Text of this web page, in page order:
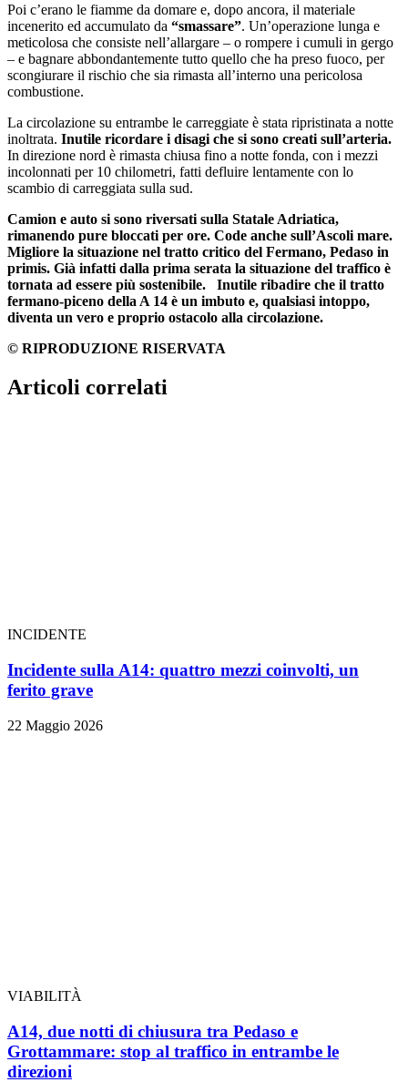
Poi c’erano le fiamme da domare e, dopo ancora, il materiale
incenerito ed accumulato da “smassare”. Un’operazione lunga e
meticolosa che consiste nell’allargare – o rompere i cumuli in gergo
– e bagnare abbondantemente tutto quello che ha preso fuoco, per
scongiurare il rischio che sia rimasta all’interno una pericolosa
combustione.
La circolazione su entrambe le carreggiate è stata ripristinata a notte
inoltrata. Inutile ricordare i disagi che si sono creati sull’arteria.
In direzione nord è rimasta chiusa fino a notte fonda, con i mezzi
incolonnati per 10 chilometri, fatti defluire lentamente con lo
scambio di carreggiata sulla sud.
Camion e auto si sono riversati sulla Statale Adriatica,
rimanendo pure bloccati per ore. Code anche sull’Ascoli mare.
Migliore la situazione nel tratto critico del Fermano, Pedaso in
primis. Già infatti dalla prima serata la situazione del traffico è
tornata ad essere più sostenibile. Inutile ribadire che il tratto
fermano-piceno della A 14 è un imbuto e, qualsiasi intoppo,
diventa un vero e proprio ostacolo alla circolazione.
© RIPRODUZIONE RISERVATA
Articoli correlati
INCIDENTE
Incidente sulla A14: quattro mezzi coinvolti, un
ferito grave
22 Maggio 2026
VIABILITÀ
A14, due notti di chiusura tra Pedaso e
Grottammare: stop al traffico in entrambe le
direzioni